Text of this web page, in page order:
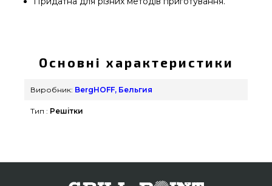
відомого бренду BergHOFF, Бельгия за
виправданою ціною всего 7 700 грн. в онлайн
каталозі брендових грилів Гриль Поінт. Кращі
Зателефонуйте нашим консультантам за
Мелітополь, Луцьк
Основні характеристики
Виробник: BergHOFF, Бельгия
Тип : Решітки